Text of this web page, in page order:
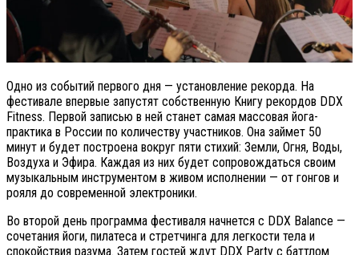
Одно из событий первого дня — установление рекорда. На
фестивале впервые запустят собственную Книгу рекордов DDX
Fitness. Первой записью в ней станет самая массовая йога-
практика в России по количеству участников. Она займет 50
минут и будет построена вокруг пяти стихий: Земли, Огня, Воды,
Воздуха и Эфира. Каждая из них будет сопровождаться своим
музыкальным инструментом в живом исполнении — от гонгов и
рояля до современной электроники.
Во второй день программа фестиваля начнется с DDX Balance —
сочетания йоги, пилатеса и стретчинга для легкости тела и
спокойствия разума. Затем гостей ждут DDX Party с баттлом